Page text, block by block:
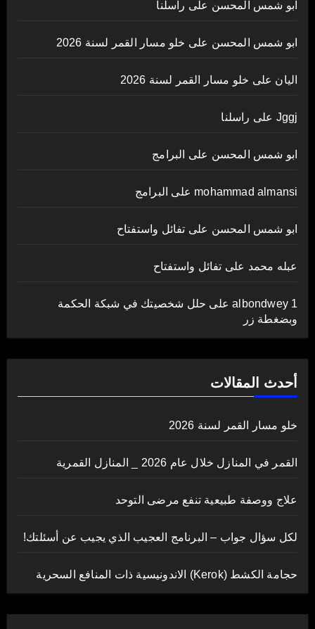
ابو شمس المحسن على راسلنا
ابو شمس المحسن على خلو مسار القمر لسنة 2026
اليان على خلو مسار القمر لسنة 2026
Jggj على راسلنا
ابو شمس المحسن على البرامج
mohammad almansi على البرامج
ابو شمس المحسن على تفائل واستفتاح
عبله محمد على تفائل واستفتاح
albondwey 1على حلل شخصيتك في شبكة الحكمة
وبضغطة زر
أحدث المقالات
خلو مسار القمر لسنة 2026
القمر في المنازل خلال عام 2026 _ المنازل القمرية
علاج ووصفة طبيعية تنفع مرضى التوحد
لكل سؤال جواب – البرنامج العجيب الذي يجيب عن أسئلتك!
حجامة الكشط (Kerok) الاندونيسية ذات المنافع السحرية